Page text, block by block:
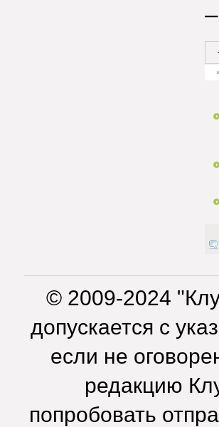
© 2009-2024
допускается с
если не
редакцию
попробовать